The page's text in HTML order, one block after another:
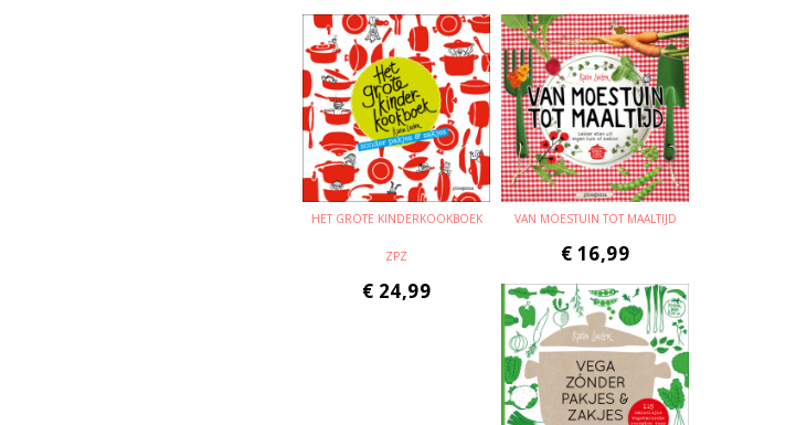
HET GROTE KINDERKOOKBOEK
ZPZ
€ 24,99
VAN MOESTUIN TOT MAALTIJD
€ 16,99